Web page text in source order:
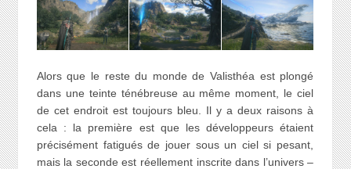
Alors que le reste du monde de Valisthéa est plongé
dans une teinte ténébreuse au même moment, le ciel
de cet endroit est toujours bleu. Il y a deux raisons à
cela : la première est que les développeurs étaient
précisément fatigués de jouer sous un ciel si pesant,
mais la seconde est réellement inscrite dans l’univers –